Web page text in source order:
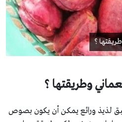
؟
وطريقتها ؟
لذيذ ورائع يمكن أن يكون بصوص